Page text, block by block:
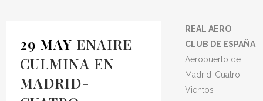
29 MAY ENAIRE
CULMINA EN
MADRID-
REAL AERO
CLUB DE ESPAÑA
Aeropuerto de
Madrid-Cuatro
Vientos